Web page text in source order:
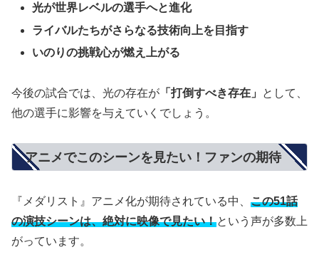
光が世界レベルの選手へと進化
ライバルたちがさらなる技術向上を目指す
いのりの挑戦心が燃え上がる
今後の試合では、光の存在が 「打倒すべき存在」
として、
他の選手に影響を与えていくでしょう。
アニメでこのシーンを見たい！ファンの期待
『メダリスト』アニメ化が期待されている中、 この51話
の演技シーンは、絶対に映像で見たい！という声が多数上
がっています。